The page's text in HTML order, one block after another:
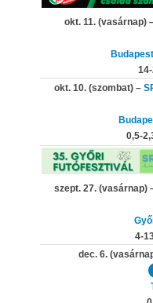
okt. 11. (vasárnap)
okt. 10. (szombat) –
0,5-
szept. 27. (vasárnap)
4-
dec. 6.